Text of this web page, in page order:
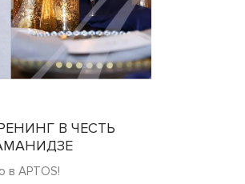
В ЧЕСТЬ
в APTOS!